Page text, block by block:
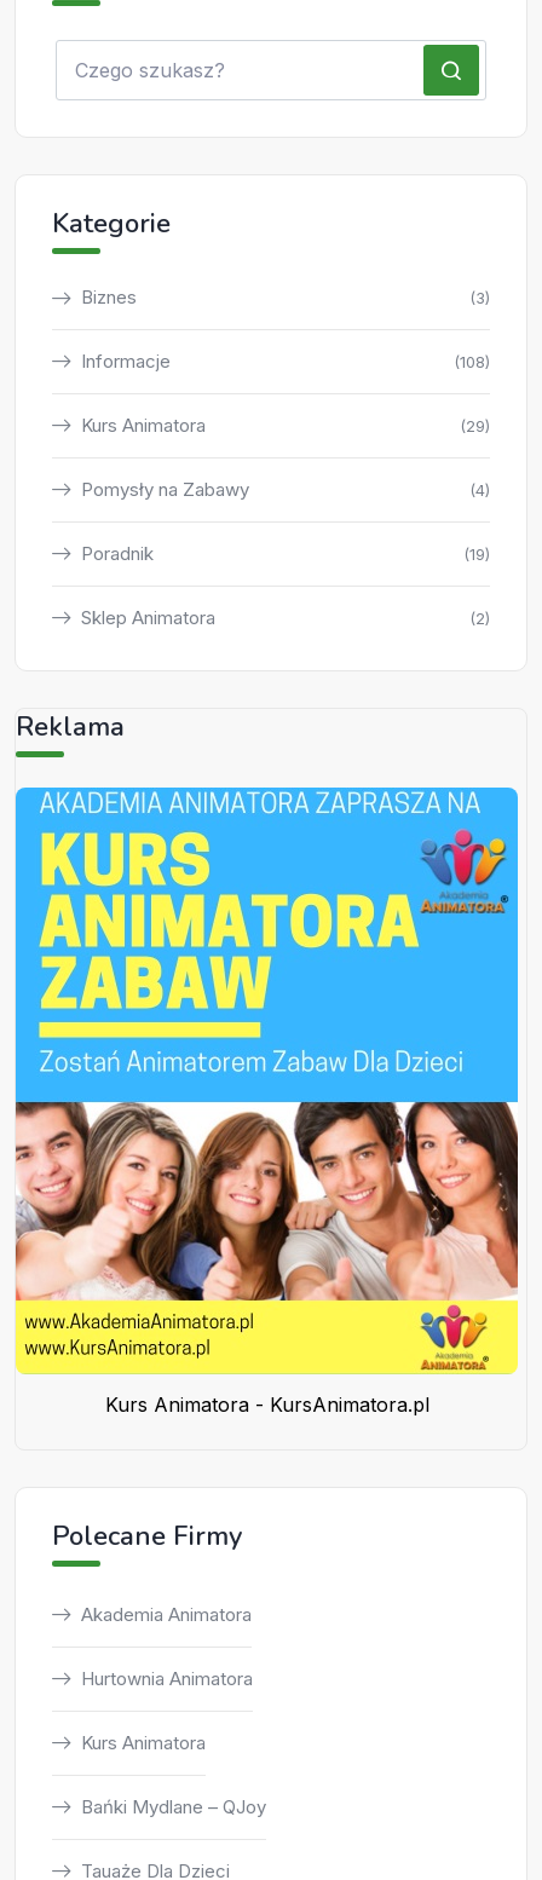
Kategorie
Biznes (3)
Informacje (108)
Kurs Animatora (29)
Pomysły na Zabawy (4)
Poradnik (19)
Sklep Animatora (2)
Reklama
Kurs Animatora - KursAnimatora.pl
Polecane Firmy
Akademia Animatora
Hurtownia Animatora
Kurs Animatora
Bańki Mydlane – QJoy
Tauaże Dla Dzieci